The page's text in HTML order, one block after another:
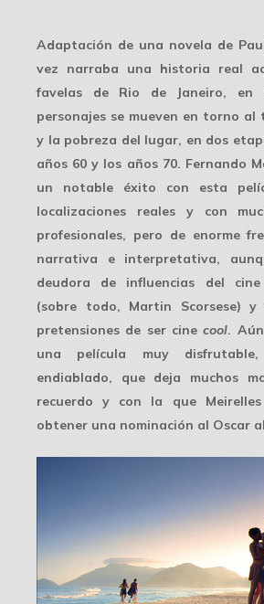
Adaptación de una novela de
vez narraba una historia real
favelas de Rio de Janeiro, en
personajes se mueven en torno
y la pobreza del lugar, en dos
años 60 y los años 70. Fernando
un notable éxito con esta
localizaciones reales y con
profesionales, pero de enorme
narrativa e interpretativa,
deudora de influencias del cine
(sobre todo, Martin Scorsese) y
pretensiones de ser cinecool.
una película muy
endiablado, que deja muchos
recuerdo y con la que
obtener una nominación al Oscar